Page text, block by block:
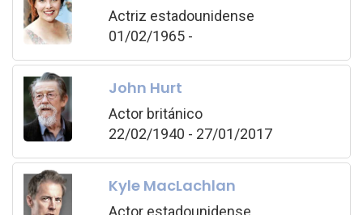
Actriz estadounidense
01/02/1965 -
John Hurt
Actor británico
22/02/1940 - 27/01/2017
Kyle MacLachlan
Actor estadounidense